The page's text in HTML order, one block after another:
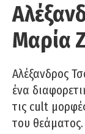
Μαρία
Αλέξανδρος
ένα
τις cult
του